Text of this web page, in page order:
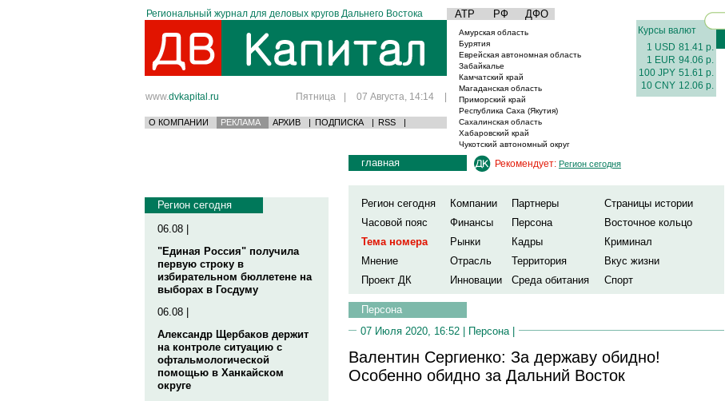
Региональный журнал для деловых кругов Дальнего Востока АТР РФ ДФО
www.dvkapital.ru Пятница | 07 Августа, 14:14 |
О КОМПАНИИ РЕКЛАМА АРХИВ | ПОДПИСКА | RSS |
Амурская область
Бурятия
Еврейская автономная область
Забайкалье
Камчатский край
Магаданская область
Приморский край
Республика Саха (Якутия)
Сахалинская область
Хабаровский край
Чукотский автономный округ
Курсы валют
1 USD 81.41 р.
1 EUR 94.06 р.
100 JPY 51.61 р.
10 CNY 12.06 р.
Регион сегодня
06.08 |
"Единая Россия" получила
первую строку в
избирательном бюллетене на
выборах в Госдуму
06.08 |
Александр Щербаков держит
на контроле ситуацию с
офтальмологической
помощью в Ханкайском
округе
главная Рекомендует: Регион сегодня
Регион сегодня Компании Партнеры
Страницы истории
Часовой пояс
Финансы Персона
Восточное кольцо
Тема номера
Рынки Кадры
Криминал
Мнение
Отрасль Территория
Вкус жизни
Проект ДК
Инновации Среда обитания Спорт
Персона
07 Июля 2020, 16:52 | Персона |
Валентин Сергиенко: За державу обидно!
Особенно обидно за Дальний Восток